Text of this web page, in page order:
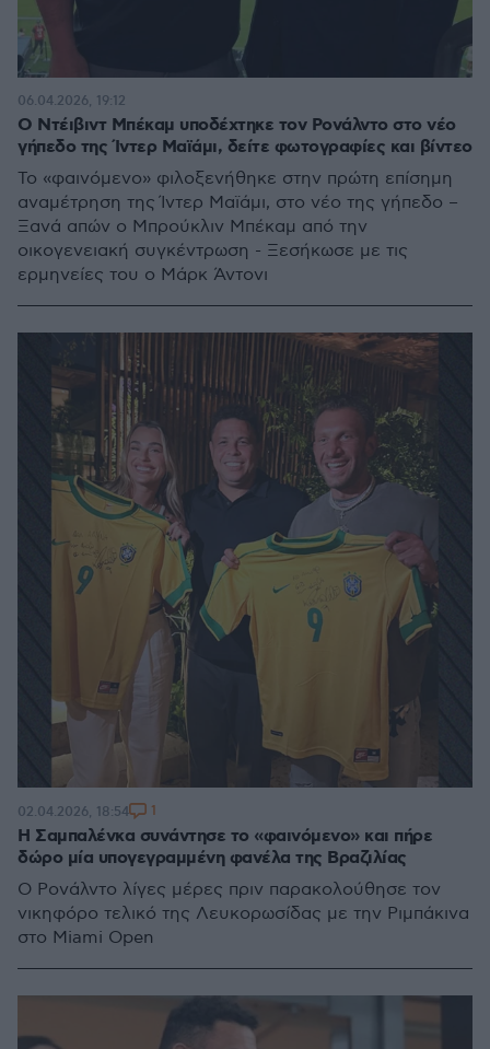
Ο Ντέιβιντ Μπέκαμ υποδέχτηκε τον Ρονάλντο στο νέο
γήπεδο της Ίντερ Μαϊάμι, δείτε φωτογραφίες και βίντεο
Το «φαινόμενο» φιλοξενήθηκε στην πρώτη επίσημη
αναμέτρηση της Ίντερ Μαϊάμι, στο νέο της γήπεδο –
Ξανά απών ο Μπρούκλιν Μπέκαμ από την
οικογενειακή συγκέντρωση - Ξεσήκωσε με τις
ερμηνείες του ο Μάρκ Άντονι
06.04.2026, 19:12
Η Σαμπαλένκα συνάντησε το «φαινόμενο» και πήρε
δώρο μία υπογεγραμμένη φανέλα της Βραζιλίας
Ο Ρονάλντο λίγες μέρες πριν παρακολούθησε τον
νικηφόρο τελικό της Λευκορωσίδας με την Ριμπάκινα
στο Miami Open
02.04.2026, 18:54 1